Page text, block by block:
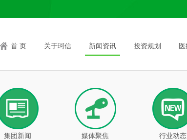
首 页 关于珂信 新闻资讯 投资规划
集团新闻 媒体聚焦 行业动态